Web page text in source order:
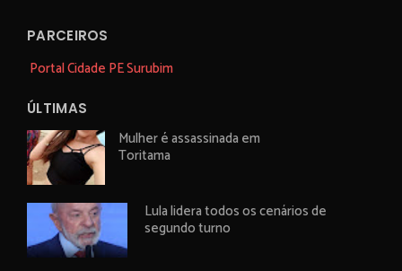
PARCEIROS
Portal Cidade PE Surubim
ÚLTIMAS
Mulher é assassinada em
Toritama
Lula lidera todos os cenários de
segundo turno